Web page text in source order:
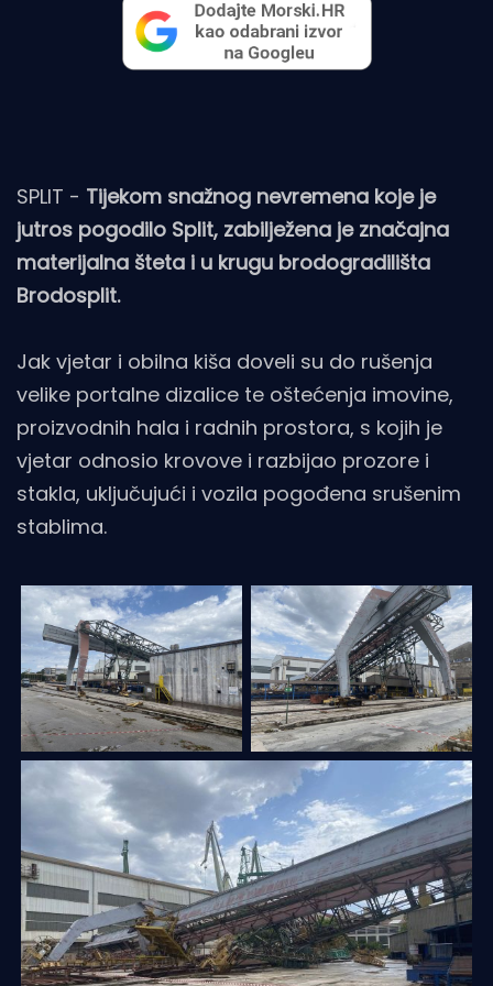
SPLIT - Tijekom snažnog nevremena koje je
jutros pogodilo Split, zabilježena je značajna
materijalna šteta i u krugu brodogradilišta
Brodosplit.
Jak vjetar i obilna kiša doveli su do rušenja
velike portalne dizalice te oštećenja imovine,
proizvodnih hala i radnih prostora, s kojih je
vjetar odnosio krovove i razbijao prozore i
stakla, uključujući i vozila pogođena srušenim
stablima.